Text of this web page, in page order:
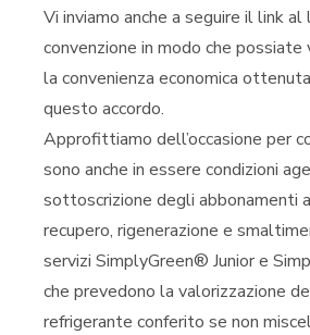
Vi inviamo anche a seguire il link
convenzione in modo che possiate
la convenienza economica
questo accordo.
Approfittiamo dell’occasione per
sono anche in essere condizioni
sottoscrizione degli abbonamenti
recupero, rigenerazione e
servizi SimplyGreen® Junior e
che prevedono la valorizzazione
refrigerante conferito se non